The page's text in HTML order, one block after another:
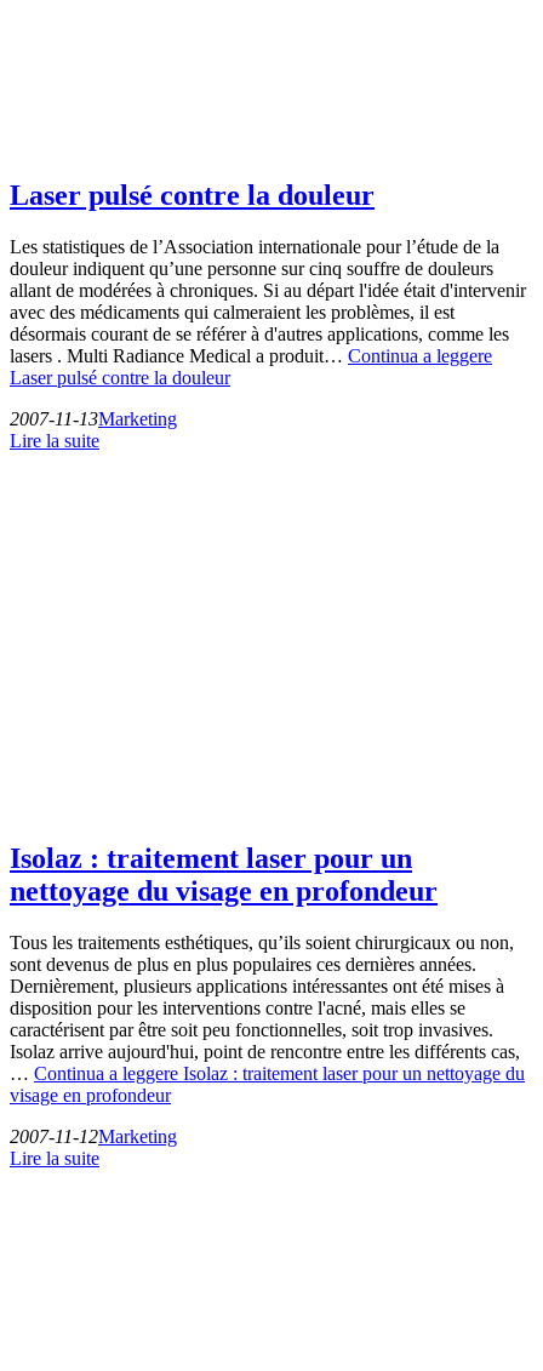
Laser pulsé contre la douleur
Les statistiques de l’Association internationale pour l’étude de la
douleur indiquent qu’une personne sur cinq souffre de douleurs
allant de modérées à chroniques. Si au départ l'idée était d'intervenir
avec des médicaments qui calmeraient les problèmes, il est
désormais courant de se référer à d'autres applications, comme les
lasers . Multi Radiance Medical a produit… Continua a leggere
Laser pulsé contre la douleur
2007-11-13Marketing
Lire la suite
Isolaz : traitement laser pour un
nettoyage du visage en profondeur
Tous les traitements esthétiques, qu’ils soient chirurgicaux ou non,
sont devenus de plus en plus populaires ces dernières années.
Dernièrement, plusieurs applications intéressantes ont été mises à
disposition pour les interventions contre l'acné, mais elles se
caractérisent par être soit peu fonctionnelles, soit trop invasives.
Isolaz arrive aujourd'hui, point de rencontre entre les différents cas,
… Continua a leggere Isolaz : traitement laser pour un nettoyage du
visage en profondeur
2007-11-12Marketing
Lire la suite